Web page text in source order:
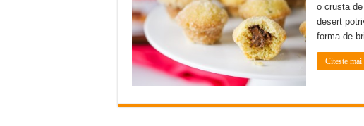
o crusta
desert
forma de
Citeste